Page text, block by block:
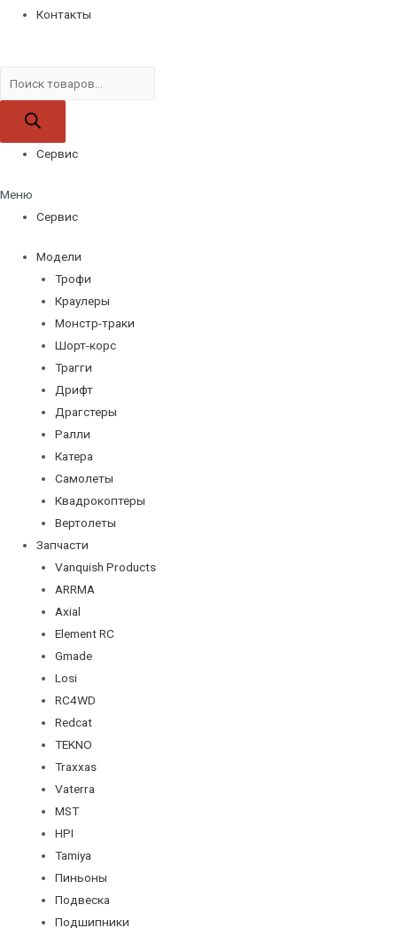
Контакты
товаров
Сервис
Меню
Сервис
Модели
Трофи
Краулеры
Монстр-траки
Шорт-корс
Трагги
Дрифт
Драгстеры
Ралли
Катера
Самолеты
Квадрокоптеры
Вертолеты
Запчасти
Vanquish Products
ARRMA
Axial
Element RC
Gmade
Losi
RC4WD
Redcat
TEKNO
Traxxas
Vaterra
MST
HPI
Tamiya
Пиньоны
Подвеска
Подшипники